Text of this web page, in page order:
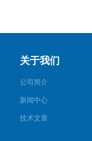
关于我们
公司简介
新闻中心
技术文章